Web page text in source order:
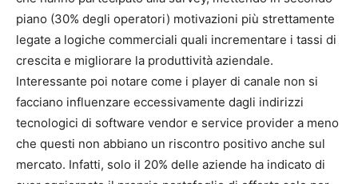
piano (30% degli operatori) motivazioni più strettamente
legate a logiche commerciali quali incrementare i tassi di
crescita e migliorare la produttività aziendale.
Interessante poi notare come i player di canale non si
facciano influenzare eccessivamente dagli indirizzi
tecnologici di software vendor e service provider a meno
che questi non abbiano un riscontro positivo anche sul
mercato. Infatti, solo il 20% delle aziende ha indicato di